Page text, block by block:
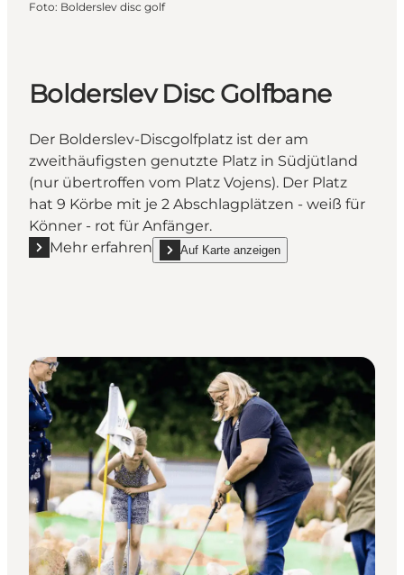
Foto: Bolderslev disc golf
Bolderslev Disc Golfbane
Der Bolderslev-Discgolfplatz ist der am
zweithäufigsten genutzte Platz in Südjütland
(nur übertroffen vom Platz Vojens). Der Platz
hat 9 Körbe mit je 2 Abschlagplätzen - weiß für
Könner - rot für Anfänger.
Mehr erfahren
Mehr erfahren "Bolderslev Disc Golfbane"
Auf Karte anzeigen
show Bolderslev Disc Golfbane on_map